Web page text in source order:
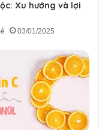
Xu hướng và lợi
03/01/2025